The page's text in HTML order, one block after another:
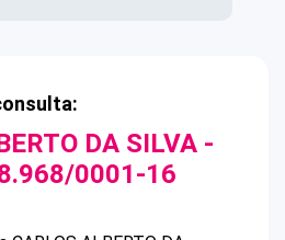
DA SILVA -
0001-16